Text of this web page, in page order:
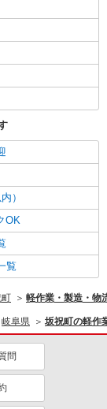
）
OK
覧
軽作業・製造・物
岐阜県 坂祝町の軽作
問